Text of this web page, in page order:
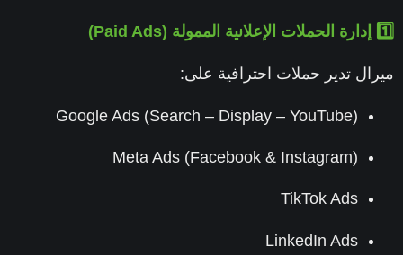
تدير حملات احترافية على:
Google Ads (Search – Display – YouTube)
Meta Ads (Facebook & Instagram)
TikTok Ads
LinkedIn Ads